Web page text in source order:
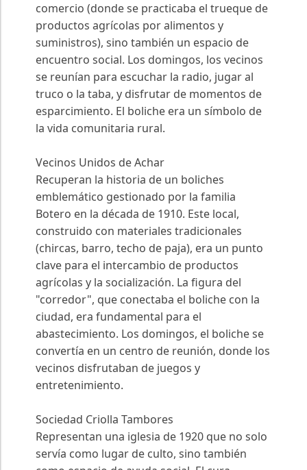
comercio (donde se practicaba el trueque de
productos agrícolas por alimentos y
suministros), sino también un espacio de
encuentro social. Los domingos, los vecinos
se reunían para escuchar la radio, jugar al
truco o la taba, y disfrutar de momentos de
esparcimiento. El boliche era un símbolo de
la vida comunitaria rural.
Vecinos Unidos de Achar
Recuperan la historia de un boliches
emblemático gestionado por la familia
Botero en la década de 1910. Este local,
construido con materiales tradicionales
(chircas, barro, techo de paja), era un punto
clave para el intercambio de productos
agrícolas y la socialización. La figura del
"corredor", que conectaba el boliche con la
ciudad, era fundamental para el
abastecimiento. Los domingos, el boliche se
convertía en un centro de reunión, donde los
vecinos disfrutaban de juegos y
entretenimiento.
Sociedad Criolla Tambores
Representan una iglesia de 1920 que no solo
servía como lugar de culto, sino también